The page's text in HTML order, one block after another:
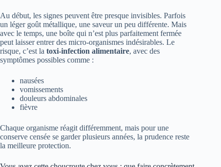
Au début, les signes peuvent être presque invisibles. Parfois
un léger goût métallique, une saveur un peu différente. Mais
avec le temps, une boîte qui n’est plus parfaitement fermée
peut laisser entrer des micro-organismes indésirables. Le
risque, c’est la toxi-infection alimentaire, avec des
symptômes possibles comme :
nausées
vomissements
douleurs abdominales
fièvre
Chaque organisme réagit différemment, mais pour une
conserve censée se garder plusieurs années, la prudence reste
la meilleure protection.